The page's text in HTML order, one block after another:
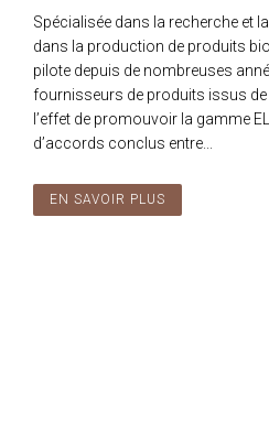
Spécialisée dans la recherche et
dans la production de produits
pilote depuis de nombreuses
fournisseurs de produits issus de
l’effet de promouvoir la gamme
d’accords conclus entre...
EN SAVOIR PLUS